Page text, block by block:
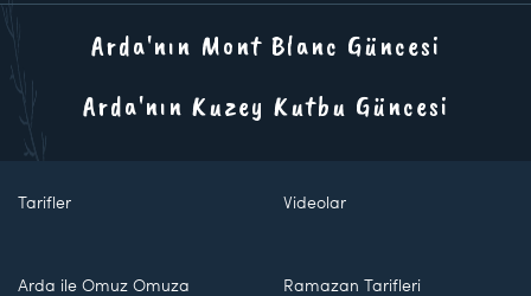
Arda'nın Mont Blanc Güncesi
Arda'nın Kuzey Kutbu Güncesi
Tarifler Videolar
Arda ile Omuz Omuza Ramazan Tarifleri